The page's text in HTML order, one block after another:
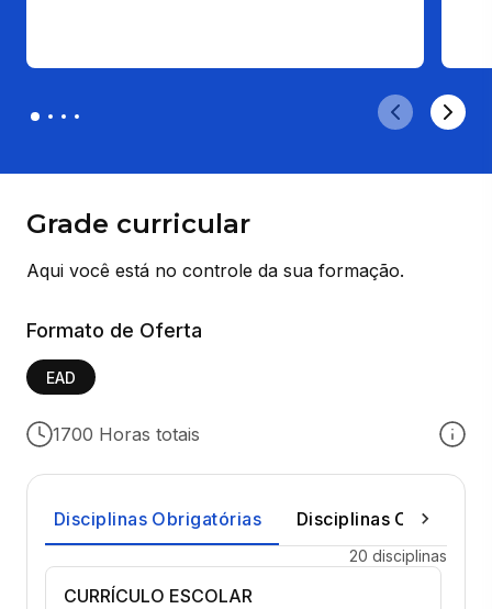
Grade curricular
Aqui você está no controle da sua formação.
Formato de Oferta
EAD
1700 Horas totais
Disciplinas Obrigatórias Disciplinas Optativas
20 disciplinas
CURRÍCULO ESCOLAR